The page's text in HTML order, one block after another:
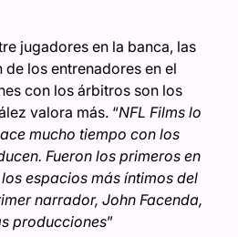
jugadores en la banca, las
los entrenadores en el
con los árbitros son los
valora más. “NFL Films lo
mucho tiempo con los
Fueron los primeros en
espacios más íntimos del
narrador, John Facenda,
producciones”